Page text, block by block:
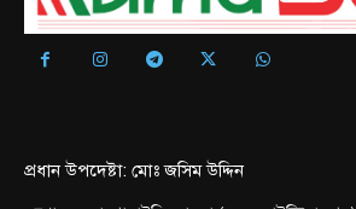
প্রধান উপদেষ্টা: মোঃ জসিম উদ্দিন